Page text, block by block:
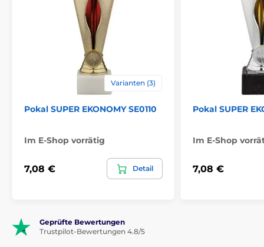
Bedruckung des
Varianten (3)
Pokal SUPER EKONOMY SE0110
Im E-Shop vorrätig
7,08 € Detail
Pokal SUPER
Im E-Shop
7,08 €
Geprüfte Bewertungen
Trustpilot-Bewertungen 4.8/5